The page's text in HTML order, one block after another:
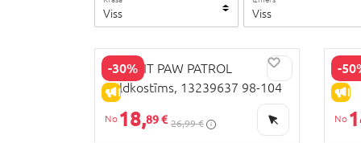
Viss Viss
-30%
IZPĀRDOŠANA
NAME IT PAW PATROL
peldkostīms, 13239637 98-104
18,89 € 26,99 €
-